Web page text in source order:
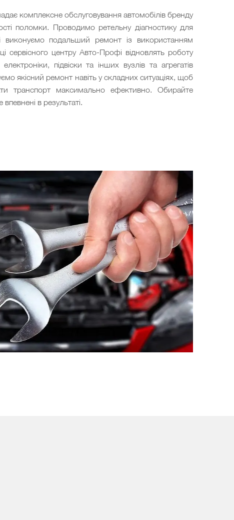
комплексне обслуговування автомобілів бренду
поломки. Проводимо ретельну діагностику для
виконуємо подальший ремонт із використанням
сервісного центру Авто-Профі відновлять роботу
підвіски та інших вузлів та агрегатів
якісний ремонт навіть у складних ситуаціях, щоб
транспорт максимально ефективно. Обирайте
в результаті.